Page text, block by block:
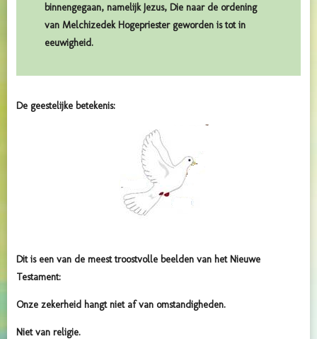
binnengegaan, namelijk Jezus, Die naar de ordening
van Melchizedek Hogepriester geworden is tot in
eeuwigheid.
De geestelijke betekenis:
Dit is een van de meest troostvolle beelden van het Nieuwe
Testament:
Onze zekerheid hangt niet af van omstandigheden.
Niet van religie.